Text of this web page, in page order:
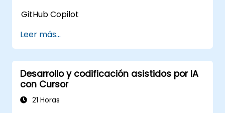
GitHub Copilot
Leer más...
Desarrollo y codificación asistidos por IA
con Cursor
21 Horas